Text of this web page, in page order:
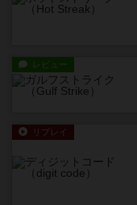
レビュー
リプレイ